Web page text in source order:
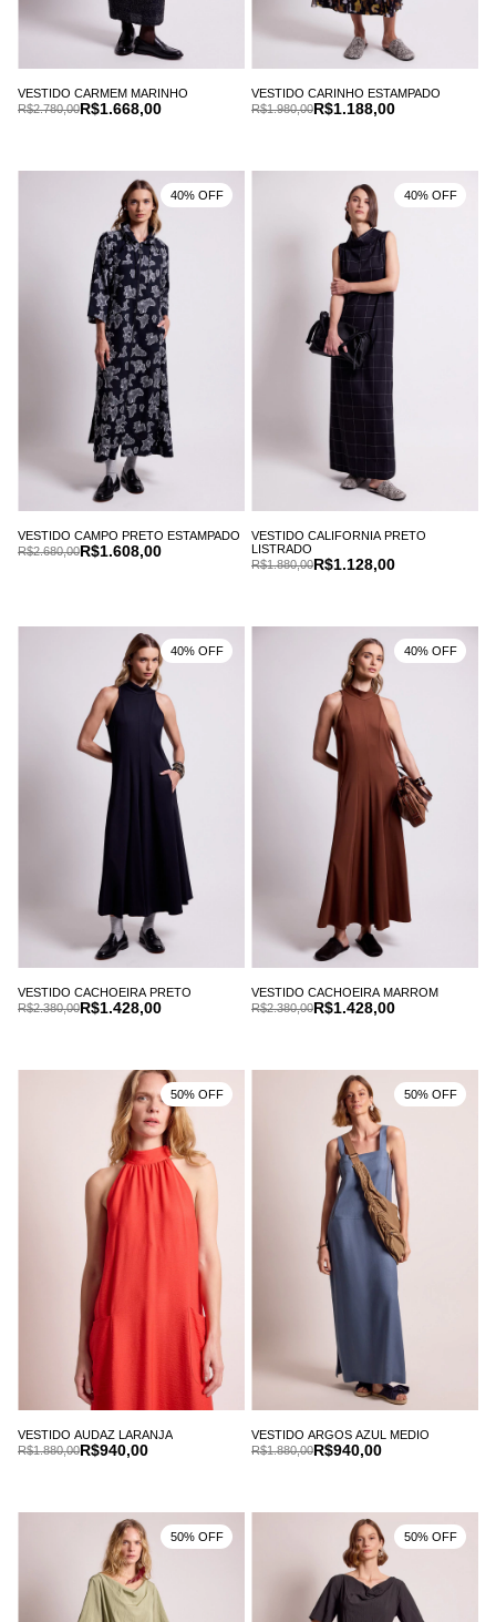
VESTIDO CARMEM MARINHO
R$1.668,00
R$2.780,00
VESTIDO CARINHO ESTAMPADO
R$1.188,00
R$1.980,00
VESTIDO CAMPO PRETO ESTAMPADO
R$1.608,00
R$2.680,00
40% OFF
VESTIDO CALIFORNIA PRETO
LISTRADO
R$1.128,00
R$1.880,00
40% OFF
VESTIDO CACHOEIRA PRETO
R$1.428,00
R$2.380,00
40% OFF
VESTIDO CACHOEIRA MARROM
R$1.428,00
R$2.380,00
40% OFF
VESTIDO AUDAZ LARANJA
R$940,00
R$1.880,00
50% OFF
VESTIDO ARGOS AZUL MEDIO
R$940,00
R$1.880,00
50% OFF
50% OFF 50% OFF